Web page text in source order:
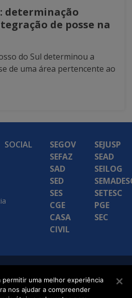
determinação
de posse na
do Sul determinou a
de uma área pertencente ao
SOCIAL
SEGOV
SEFAZ
SAD
SED
SES
CGE
CASA
CIVIL
SEJUSP
SEAD
SEILOG
SETESC
PGE
SEC
permitir uma melhor experiência
nos ajudar a compreender